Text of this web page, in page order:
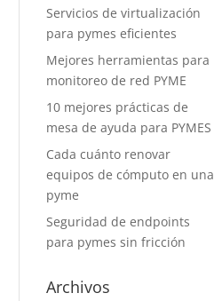
Servicios de virtualización
para pymes eficientes
Mejores herramientas para
monitoreo de red PYME
10 mejores prácticas de
mesa de ayuda para PYMES
Cada cuánto renovar
equipos de cómputo en una
pyme
Seguridad de endpoints
para pymes sin fricción
Archivos